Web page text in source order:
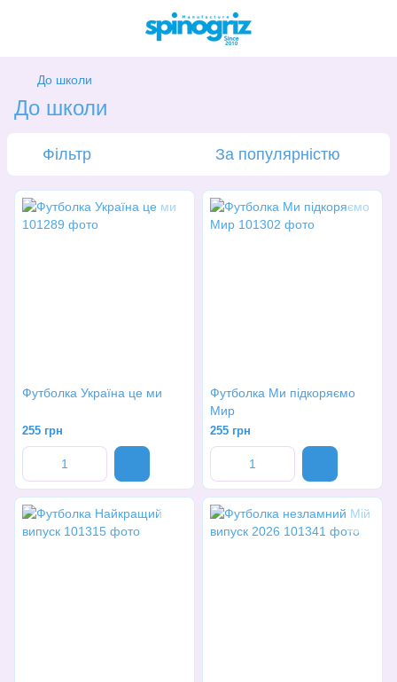
До школи
До школи
Фільтр За популярністю
Футболка Україна це ми
255 грн
Футболка Ми підкоряємо
Мир
255 грн